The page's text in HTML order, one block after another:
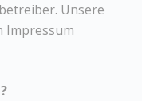
Unsere
Impressum